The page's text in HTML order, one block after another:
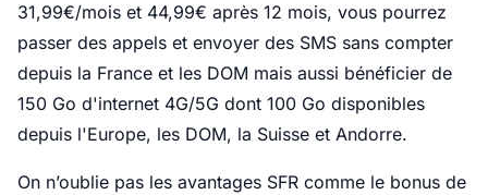
31,99€/mois et 44,99€ après 12 mois, vous pourrez
passer des appels et envoyer des SMS sans compter
depuis la France et les DOM mais aussi bénéficier de
150 Go d'internet 4G/5G dont 100 Go disponibles
depuis l'Europe, les DOM, la Suisse et Andorre.
On n’oublie pas les avantages SFR comme le bonus de